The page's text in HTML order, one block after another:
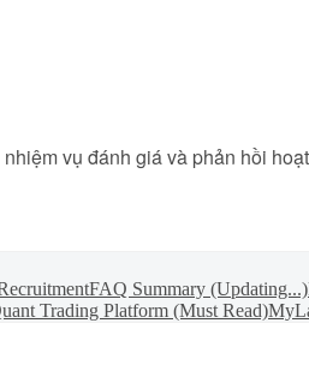
vụ đánh giá và phản hồi
FAQ Summary (Updating...)
Trading Platform (Must Read)